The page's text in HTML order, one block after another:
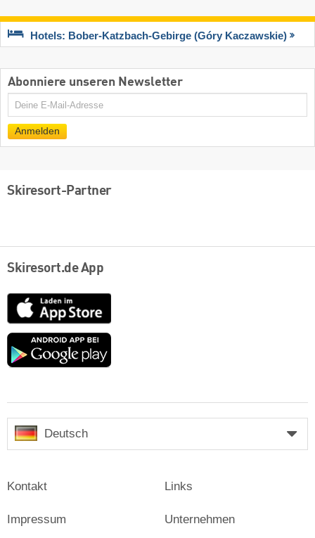
Hotels: Bober-Katzbach-Gebirge (Góry Kaczawskie)
Abonniere unseren Newsletter
E-
Anmelden
Skiresort-Partner
Skiresort.de App
App
Store
Google
Deutsch
Kontakt
Impressum
Links
Unternehmen